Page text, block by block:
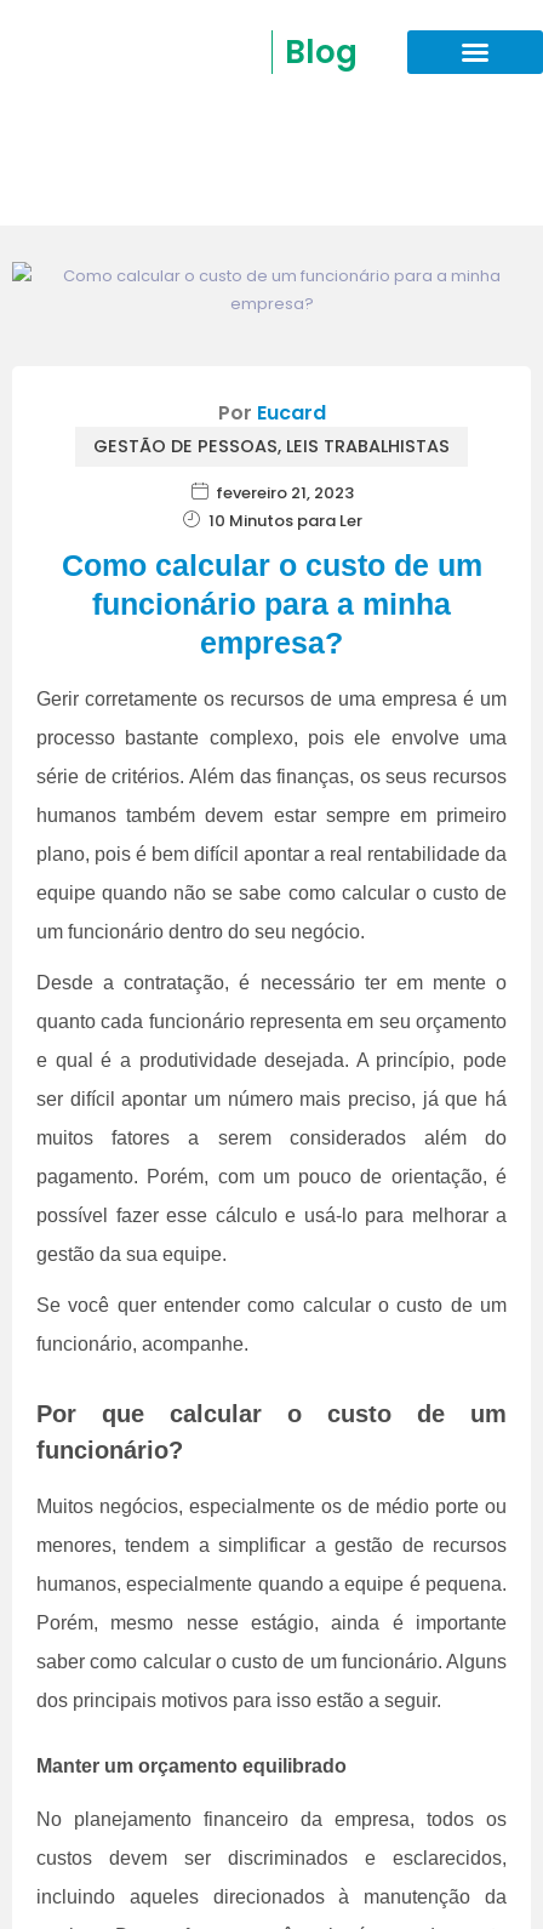
Blog
Por Eucard
GESTÃO DE PESSOAS, LEIS TRABALHISTAS
fevereiro 21, 2023
10 Minutos para Ler
Como calcular o custo de um
funcionário para a minha
empresa?
Gerir corretamente os recursos de uma empresa é um
processo bastante complexo, pois ele envolve uma
série de critérios. Além das finanças, os seus recursos
humanos também devem estar sempre em primeiro
plano, pois é bem difícil apontar a real rentabilidade da
equipe quando não se sabe como calcular o custo de
um funcionário dentro do seu negócio.
Desde a contratação, é necessário ter em mente o
quanto cada funcionário representa em seu orçamento
e qual é a produtividade desejada. A princípio, pode
ser difícil apontar um número mais preciso, já que há
muitos fatores a serem considerados além do
pagamento. Porém, com um pouco de orientação, é
possível fazer esse cálculo e usá-lo para melhorar a
gestão da sua equipe.
Se você quer entender como calcular o custo de um
funcionário, acompanhe.
Por que calcular o custo de um
funcionário?
Muitos negócios, especialmente os de médio porte ou
menores, tendem a simplificar a gestão de recursos
humanos, especialmente quando a equipe é pequena.
Porém, mesmo nesse estágio, ainda é importante
saber como calcular o custo de um funcionário. Alguns
dos principais motivos para isso estão a seguir.
Manter um orçamento equilibrado
No planejamento financeiro da empresa, todos os
custos devem ser discriminados e esclarecidos,
incluindo aqueles direcionados à manutenção da